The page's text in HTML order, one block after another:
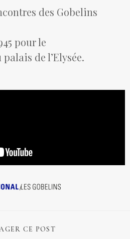
des Gobelins
pour le
de l’Elysée.
CE POST